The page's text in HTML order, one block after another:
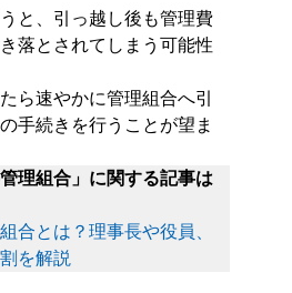
と、引っ越し後も管理費
落とされてしまう可能性
ら速やかに管理組合へ引
手続きを行うことが望ま
理組合」に関する記事は
合とは？理事長や役員、
を解説